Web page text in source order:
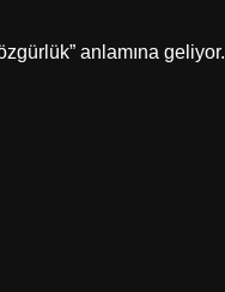
anlamına geliyor.